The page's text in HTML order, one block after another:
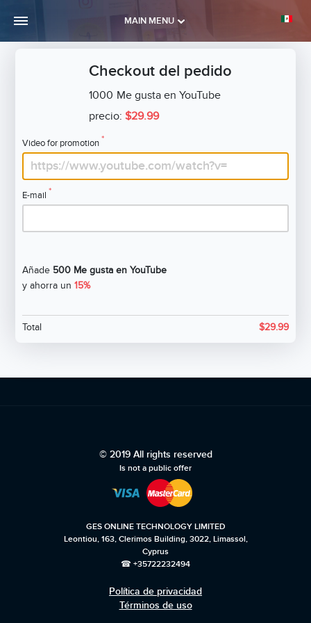
MAIN MENU
Checkout del pedido
1000 Me gusta en YouTube
precio:$29.99
Video for promotion *
E-mail *
Añade 500 Me gusta en YouTube
y ahorra un15%
Total $29.99
© 2019 All rights reserved
Is not a public offer
GES ONLINE TECHNOLOGY LIMITED
Leontiou, 163, Clerimos Building, 3022, Limassol,
Cyprus
☎ +35722232494
Política de privacidad
Términos de uso